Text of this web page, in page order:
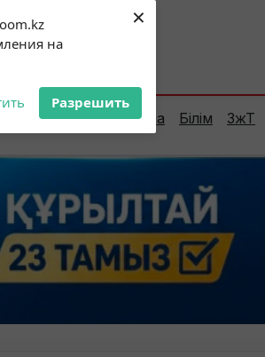
на
Разрешить
×
Шымкент:
Елорда Сараптама Білім ЗжТ